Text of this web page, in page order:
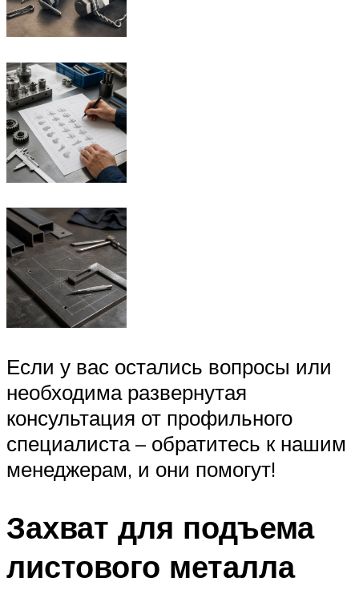
Если у вас остались вопросы или
необходима развернутая
консультация от профильного
специалиста – обратитесь к нашим
менеджерам, и они помогут!
Захват для подъема
листового металла